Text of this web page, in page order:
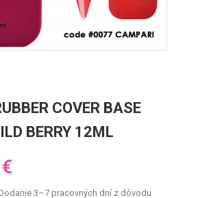
COVER BASE
BERRY 12ML
3–7 pracovných dní z dôvodu